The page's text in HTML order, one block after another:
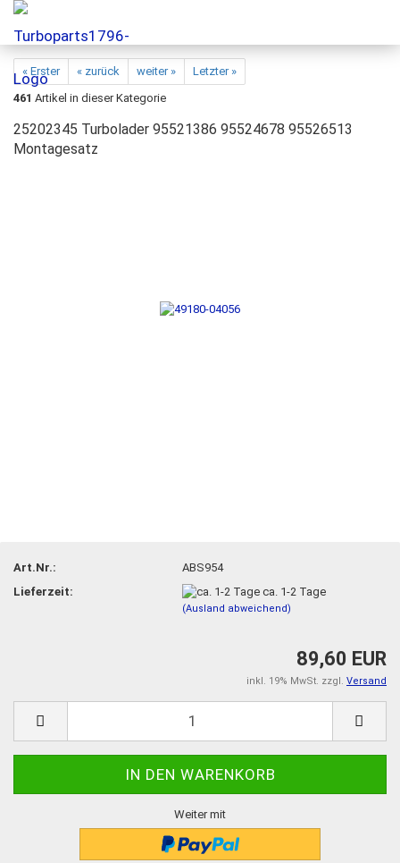
« Erster « zurück weiter »
Letzter »
461 Artikel in dieser Kategorie
25202345 Turbolader 95521386 95524678 95526513
Montagesatz
Art.Nr.:
ABS954
Lieferzeit:
ca. 1-2 Tage
(Ausland abweichend)
89,60 EUR
inkl. 19% MwSt. zzgl. Versand
Weiter mit